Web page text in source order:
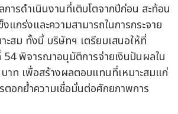
การดำเนินงานที่เติบโตจากปีก่อน สะท้อน
กร่งและความสามารถในการกระจาย
ะสม ทั้งนี้ บริษัทฯ เตรียมเสนอให้ที่
พิจารณาอนุมัติการจ่ายเงินปันผลใน
าท เพื่อสร้างผลตอบแทนที่เหมาะสมแก่
อกย้ำความเชื่อมั่นต่อศักยภาพการ